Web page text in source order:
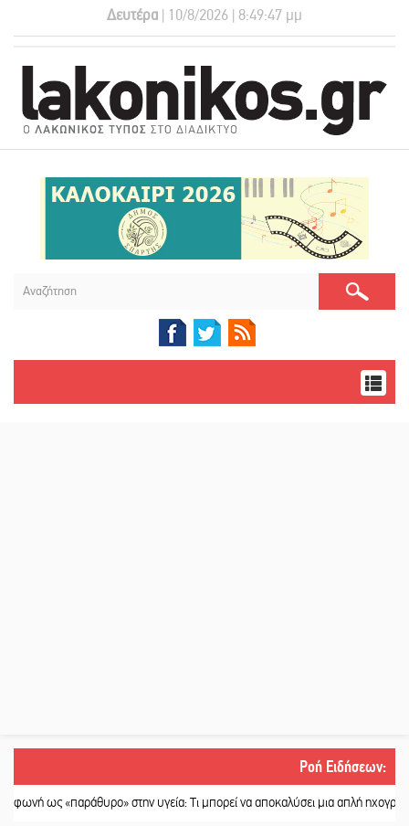
Δευτέρα | 10/8/2026 | 8:49:48 μμ
Ροή Ειδήσεων:
στην υγεία: Τι μπορεί να αποκαλύσει μια απλή ηχογράφηση ||